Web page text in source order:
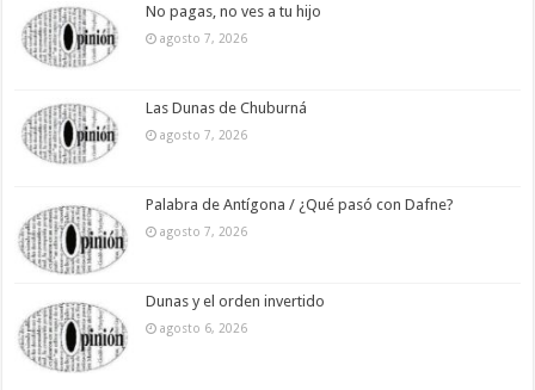
No pagas, no ves a tu hijo
agosto 7, 2026
Las Dunas de Chuburná
agosto 7, 2026
Palabra de Antígona / ¿Qué pasó con Dafne?
agosto 7, 2026
Dunas y el orden invertido
agosto 6, 2026